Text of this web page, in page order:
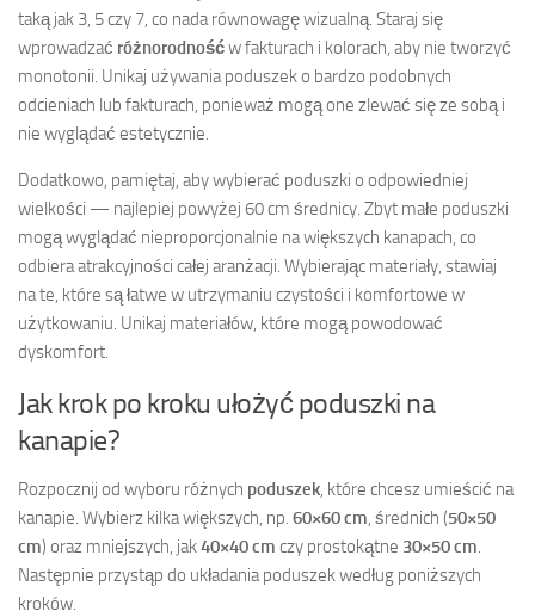
taką jak 3, 5 czy 7, co nada równowagę wizualną. Staraj się
wprowadzać różnorodnośćw fakturach i kolorach, aby nie tworzyć
monotonii. Unikaj używania poduszek o bardzo podobnych
odcieniach lub fakturach, ponieważ mogą one zlewać się ze sobą i
nie wyglądać estetycznie.
Dodatkowo, pamiętaj, aby wybierać poduszki o odpowiedniej
wielkości — najlepiej powyżej 60 cm średnicy. Zbyt małe poduszki
mogą wyglądać nieproporcjonalnie na większych kanapach, co
odbiera atrakcyjności całej aranżacji. Wybierając materiały, stawiaj
na te, które są łatwe w utrzymaniu czystości i komfortowe w
użytkowaniu. Unikaj materiałów, które mogą powodować
dyskomfort.
Jak krok po kroku ułożyć poduszki na
kanapie?
Rozpocznij od wyboru różnych poduszek , które chcesz umieścić na
kanapie. Wybierz kilka większych, np. 60×60 cm , średnich (50×50
cm) oraz mniejszych, jak40×40 cm czy prostokątne 30×50 cm
Następnie przystąp do układania poduszek według poniższych
kroków.